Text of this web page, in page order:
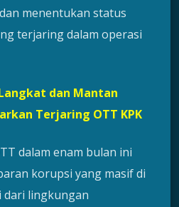
menentukan status
terjaring dalam operasi
dan Mantan
Terjaring OTT KPK
dalam enam bulan ini
korupsi yang masif di
dari lingkungan